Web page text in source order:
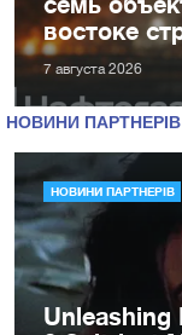
востоке
7 августа 2026